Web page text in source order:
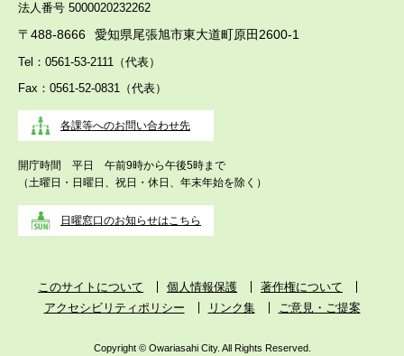
法人番号 5000020232262
〒488-8666 愛知県尾張旭市東大道町原田2600-1
Tel：0561-53-2111（代表）
Fax：0561-52-0831（代表）
各課等へのお問い合わせ先
開庁時間 平日 午前9時から午後5時まで
（土曜日・日曜日、祝日・休日、年末年始を除く）
日曜窓口のお知らせはこちら
このサイトについて 個人情報保護
著作権について
アクセシビリティポリシー
リンク集 ご意見・ご提案
Copyright © Owariasahi City. All Rights Reserved.